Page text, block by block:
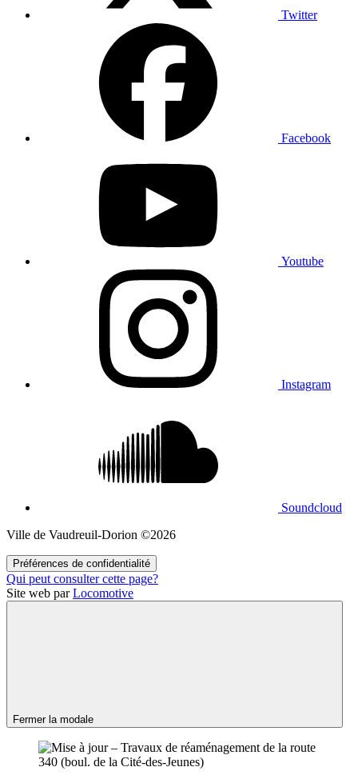
Twitter
Facebook
Youtube
Instagram
Soundcloud
Ville de Vaudreuil‑Dorion ©2026
Préférences de confidentialité
Qui peut consulter cette page?
Site web parLocomotive
Fermer la modale